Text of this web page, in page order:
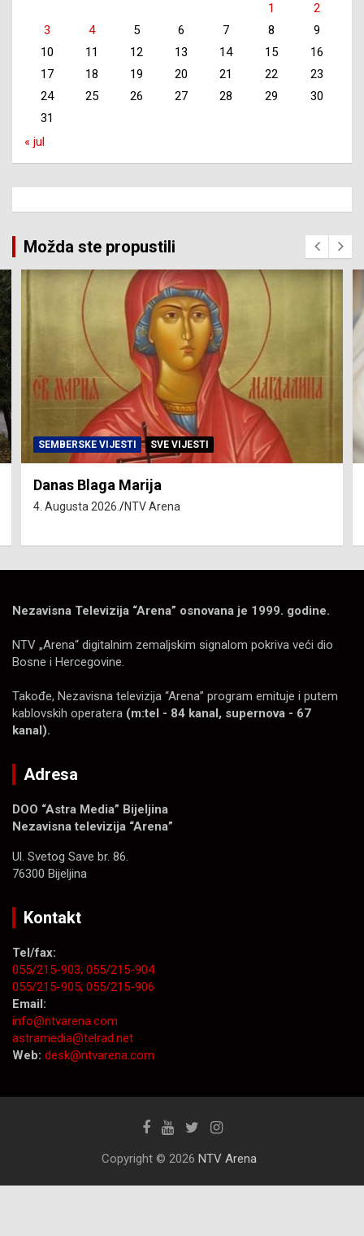
1
2
3
4 5 6 7 8
9
10
11 12 13 14 15
16
17
18 19 20 21 22
23
24
25 26 27 28 29
30
31
« jul
Možda ste propustili
SVE VIJESTI ZEMLJA
U Srpskoj rođeno 27 beba
4. Augusta 2026. NTV Arena
Nezavisna Televizija “Arena” osnovana je 1999. godine.
NTV „Arena“ digitalnim zemaljskim signalom pokriva veći dio
Bosne i Hercegovine.
Takođe, Nezavisna televizija “Arena” program emituje i putem
kablovskih operatera (m:tel - 84 kanal, supernova - 67
kanal).
Adresa
DOO “Astra Media” Bijeljina
Nezavisna televizija “Arena”
Ul. Svetog Save br. 86.
76300 Bijeljina
Kontakt
Tel/fax:
055/215-903; 055/215-904
055/215-905; 055/215-906
Email:
info@ntvarena.com
astramedia@telrad.net
Web: desk@ntvarena.com
Copyright © 2026 NTV Arena